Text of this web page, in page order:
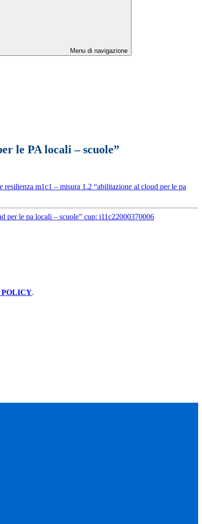
Menu di navigazione
le PA locali – scuole”
m1c1 – misura 1.2 “abilitazione al cloud per le pa
per le pa locali – scuole” cup: i11c22000370006
POLICY.